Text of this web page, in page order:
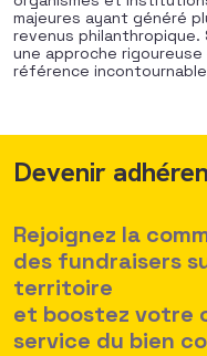
majeures ayant généré
revenus
une approche
référence
Devenir
Rejoignez la
des fundraisers
territoire
et boostez votre
service du bien